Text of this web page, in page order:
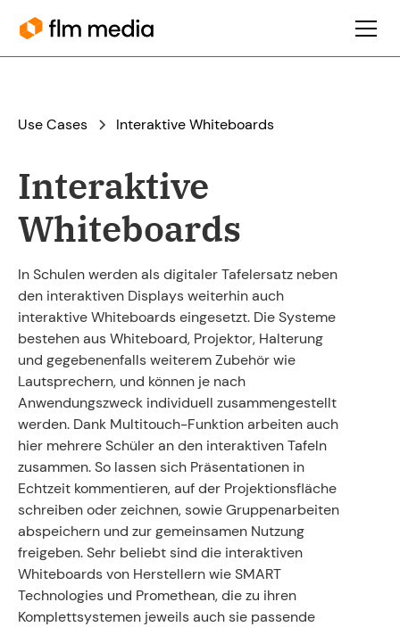
Use Cases Interaktive Whiteboards
Interaktive
Whiteboards
In Schulen werden als digitaler Tafelersatz neben
den interaktiven Displays weiterhin auch
interaktive Whiteboards eingesetzt. Die Systeme
bestehen aus Whiteboard, Projektor, Halterung
und gegebenenfalls weiterem Zubehör wie
Lautsprechern, und können je nach
Anwendungszweck individuell zusammengestellt
werden. Dank Multitouch-Funktion arbeiten auch
hier mehrere Schüler an den interaktiven Tafeln
zusammen. So lassen sich Präsentationen in
Echtzeit kommentieren, auf der Projektionsfläche
schreiben oder zeichnen, sowie Gruppenarbeiten
abspeichern und zur gemeinsamen Nutzung
freigeben. Sehr beliebt sind die interaktiven
Whiteboards von Herstellern wie SMART
Technologies und Promethean, die zu ihren
Komplettsystemen jeweils auch sie passende